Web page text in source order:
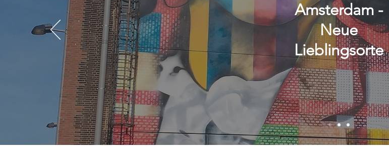
Amsterdam -
Neue
Lieblingsorte